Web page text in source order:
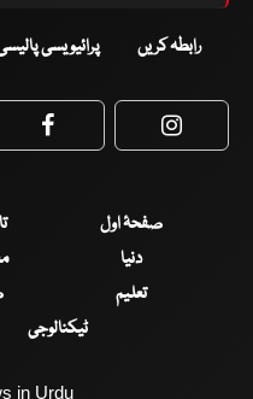
رابطہ کریں پرائیویسی
Facebook
صفحۂ اول
دنیا
تعلیم
ٹیکنالوجی
in Urdu